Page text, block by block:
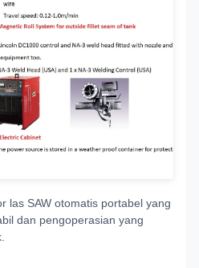
las SAW otomatis portabel yang
dan pengoperasian yang